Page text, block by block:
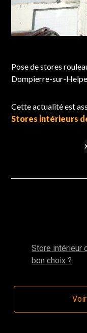
Pose de stores
Dompierre-sur-Helpe
Cette actualité est
Stores intérieurs
Store intérieur
bon choix ?